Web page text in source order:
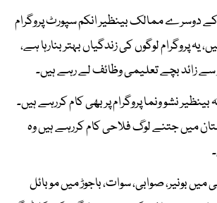
کے دوسرے ممالک بینظیر انکم سپورٹ پروگرام
پروگرام لوگوں کی زندگیاں بہتر بنارہا ہے،
سے زائد بچے تعلیمی وظائف لے رہے ہیں۔
نشو ونما پروگرام پر بھی کام کررہے ہیں۔
میں جتنے لوگ فلاحی کام کررہے ہیں وہ
میں بونیر، صوابی، سوات، باجوڑ میں موبائل